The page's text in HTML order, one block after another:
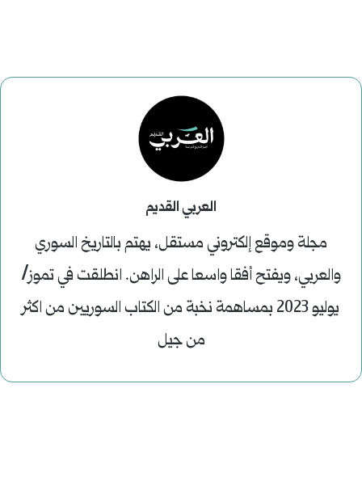
العربي القديم
مجلة وموقع إلكتروني مستقل، يهتم بالتاريخ السوري
والعربي، ويفتح أفقا واسعا على الراهن. انطلقت في تموز/
يوليو 2023 بمساهمة نخبة من الكتاب السوريين من اكثر
من جيل